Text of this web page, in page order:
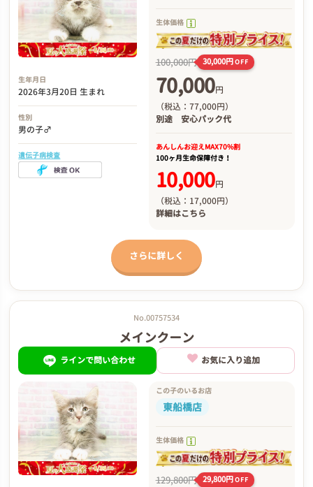
生年月日
2026年3月20日 生まれ
性別
男の子♂
遺伝子病検査
生体価格
100,000円 30,000円OFF
70,000円
（税込：77,000円）
別途 安心パック代
あんしんお迎えMAX70%割
100ヶ月生命保障付き！
10,000円
（税込：17,000円）
詳細はこちら
さらに詳しく
No.00757534
メインクーン
ラインで問い合わせ お気に入り追加
この子のいるお店
東船橋店
生体価格
129,800円 29,800円OFF